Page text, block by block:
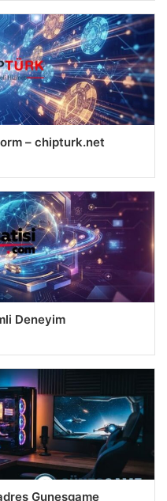
– chipturk.net
Deneyim
Gunesgame